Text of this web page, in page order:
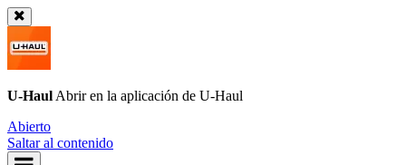
U-Haul Abrir en la aplicación de U-Haul
Abierto
Saltar al contenido